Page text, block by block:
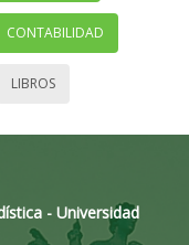
CONTABILIDAD
LIBROS
- Universidad